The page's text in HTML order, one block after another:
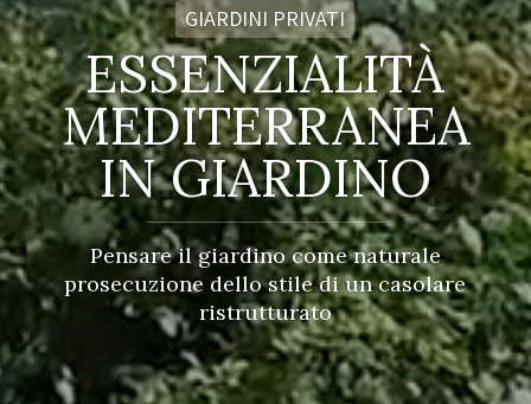
GIARDINI PRIVATI
ESSENZIALITÀ
MEDITERRANEA
IN GIARDINO
Pensare il giardino come naturale
prosecuzione dello stile di un casolare
ristrutturato